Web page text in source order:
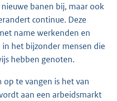
banen bij, maar ook
continue. Deze
name werkenden en
het bijzonder mensen die
hebben genoten.
op te vangen is het van
aan een arbeidsmarkt